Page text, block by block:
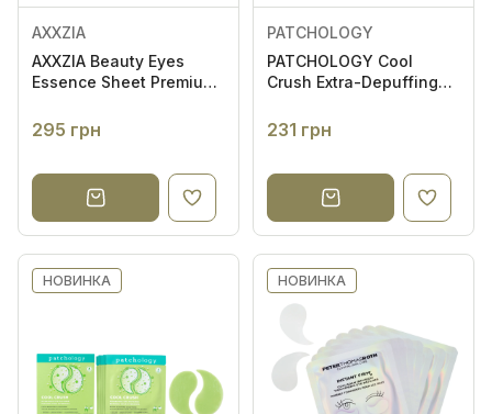
AXXZIA
AXXZIA Beauty Eyes
Essence Sheet Premium
навколо очей с ліфтинг
ефектом
295 грн
PATCHOLOGY
PATCHOLOGY Cool
Crush Extra-Depuffing
пара - Гідрогелеві
патчі для зменшення
231 грн
НОВИНКА НОВИНКА